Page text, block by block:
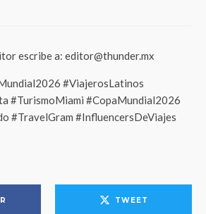
escribe a: editor@thunder.mx
#ViajerosLatinos
#TurismoMiami #CopaMundial2026
#TravelGram #InfluencersDeViajes
TWEET